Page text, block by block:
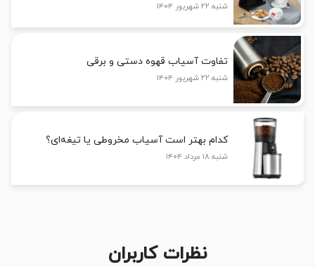
شنبه ۲۲ شهریور ۱۴۰۴
تفاوت آسیاب قهوه دستی و برقی
شنبه ۲۲ شهریور ۱۴۰۴
کدام بهتر است آسیاب مخروطی یا تیغه‌ای؟
شنبه ۱۸ مرداد ۱۴۰۴
نظرات کاربران